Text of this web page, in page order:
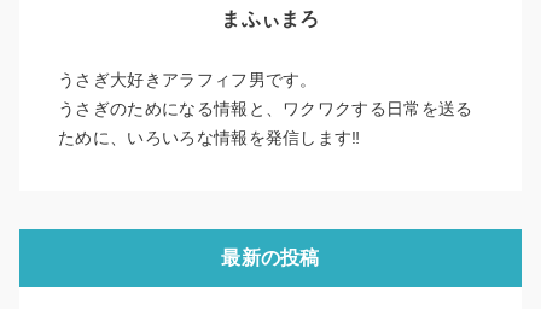
まふぃまろ
うさぎ大好きアラフィフ男です。
うさぎのためになる情報と、ワクワクする日常を送る
ために、いろいろな情報を発信します‼
最新の投稿